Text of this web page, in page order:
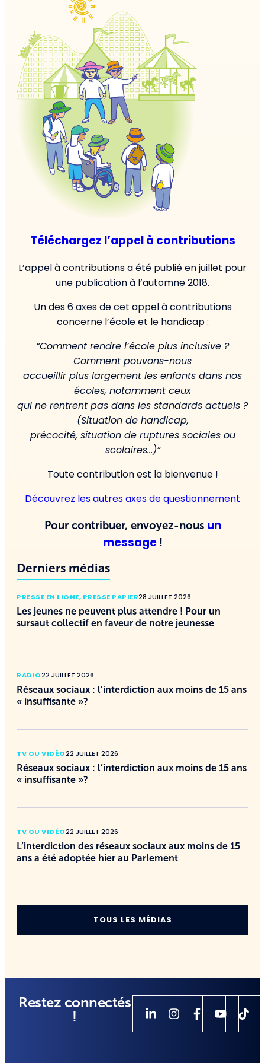
Téléchargez l’appel à contributions
L’appel à contributions a été publié en juillet pour
une publication à l’automne 2018.
Un des 6 axes de cet appel à contributions
concerne l’école et le handicap :
“Comment rendre l’école plus inclusive ?
Comment pouvons-nous
accueillir plus largement les enfants dans nos
écoles, notamment ceux
qui ne rentrent pas dans les standards actuels ?
(Situation de handicap,
précocité, situation de ruptures sociales ou
scolaires…)”
Toute contribution est la bienvenue !
Découvrez les autres axes de questionnement
Pour contribuer, envoyez-nous un
message !
Derniers médias
PRESSE EN LIGNE, PRESSE PAPIER28 JUILLET 2026
Les jeunes ne peuvent plus attendre ! Pour un
sursaut collectif en faveur de notre jeunesse
RADIO22 JUILLET 2026
Réseaux sociaux : l’interdiction aux moins de 15 ans
« insuffisante »?
TV OU VIDÉO22 JUILLET 2026
Réseaux sociaux : l’interdiction aux moins de 15 ans
« insuffisante »?
TV OU VIDÉO22 JUILLET 2026
L’interdiction des réseaux sociaux aux moins de 15
ans a été adoptée hier au Parlement
TOUS LES MÉDIAS
Restez connectés
!